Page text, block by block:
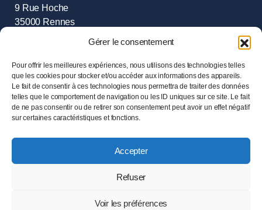
Gérer le consentement
Pour offrir les meilleures expériences, nous utilisons des technologies telles
que les cookies pour stocker et/ou accéder aux informations des appareils.
Le fait de consentir à ces technologies nous permettra de traiter des données
telles que le comportement de navigation ou les ID uniques sur ce site. Le fait
de ne pas consentir ou de retirer son consentement peut avoir un effet négatif
sur certaines caractéristiques et fonctions.
Accepter
Refuser
Voir les préférences
9 Rue Hoche
35000 Rennes
02.99.385.385
Mardi au Samedi
de 11h00 à 19h00
© 2024 LESENECHAL – Tous droits réservés –
légales
ainsi que lesConditions d’utilisation